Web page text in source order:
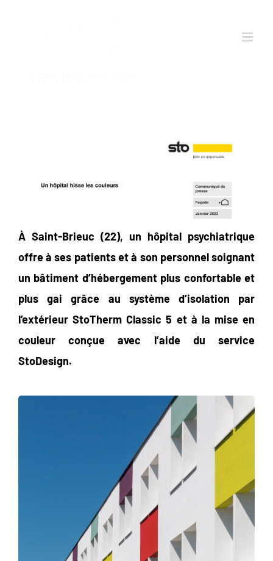
À Saint-Brieuc (22), un hôpital psychiatrique
offre à ses patients et à son personnel soignant
un bâtiment d’hébergement plus confortable et
plus gai grâce au système d’isolation par
l’extérieur StoTherm Classic 5 et à la mise en
couleur conçue avec l’aide du service
StoDesign.